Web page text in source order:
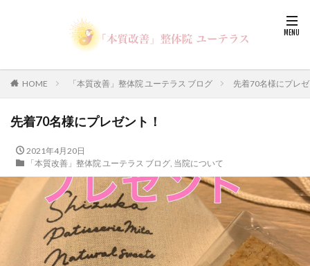
HOME 「本質改善」整体院 ユーテラス ブログ 先着70名様にプレ
先着70名様にプレゼント！
2021年4月20日
「本質改善」整体院 ユーテラス ブログ, 当院について